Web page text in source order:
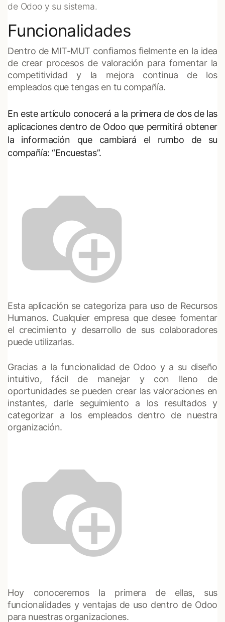
de Odoo y su sistema.
Funcionalidades
Dentro de MIT-MUT confiamos fielmente en la idea
de crear procesos de valoración para fomentar la
competitividad y la mejora continua de los
empleados que tengas en tu compañía.
En este artículo conocerá a la primera de dos de las
aplicaciones dentro de Odoo que permitirá obtener
la información que cambiará el rumbo de su
compañía: “Encuestas”.
Esta aplicación se categoriza para uso de Recursos
Humanos. Cualquier empresa que desee fomentar
el crecimiento y desarrollo de sus colaboradores
puede utilizarlas.
Gracias a la funcionalidad de Odoo y a su diseño
intuitivo, fácil de manejar y con lleno de
oportunidades se pueden crear las valoraciones en
instantes, darle seguimiento a los resultados y
categorizar a los empleados dentro de nuestra
organización.
Hoy conoceremos la primera de ellas, sus
funcionalidades y ventajas de uso dentro de Odoo
para nuestras organizaciones.